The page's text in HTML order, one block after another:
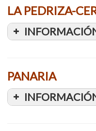
LA PEDRIZA-
PANARIA